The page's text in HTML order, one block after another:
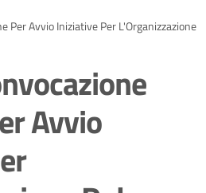
Per Avvio Iniziative Per L'Organizzazione
Avvio